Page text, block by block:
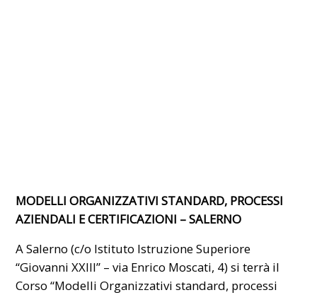
MODELLI ORGANIZZATIVI STANDARD, PROCESSI
AZIENDALI E CERTIFICAZIONI – SALERNO
A Salerno (c/o Istituto Istruzione Superiore
“Giovanni XXIII” – via Enrico Moscati, 4) si terrà il
Corso “Modelli Organizzativi standard, processi